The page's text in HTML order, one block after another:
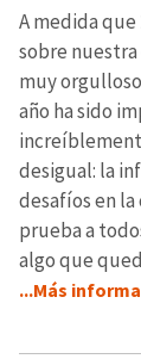
A medida
sobre
muy
año ha sido
desigual: la
desafíos en
prueba a
algo que
...Más